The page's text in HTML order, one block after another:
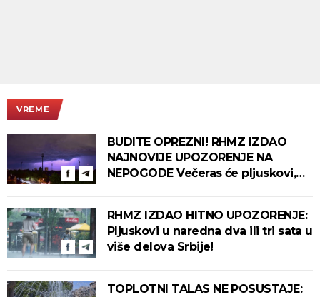
VREME
BUDITE OPREZNI! RHMZ IZDAO
NAJNOVIJE UPOZORENJE NA
NEPOGODE Večeras će pljuskovi,
RHMZ IZDAO HITNO UPOZORENJE:
Pljuskovi u naredna dva ili tri sata u
više delova Srbije!
TOPLOTNI TALAS NE POSUSTAJE: